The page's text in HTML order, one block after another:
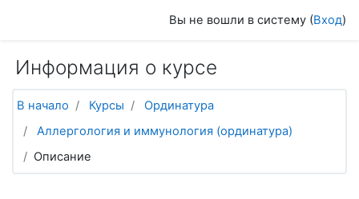
Вы не вошли в систему (Вход)
Информация о курсе
В начало Курсы
Ординатура
Аллергология и иммунология (ординатура)
Описание